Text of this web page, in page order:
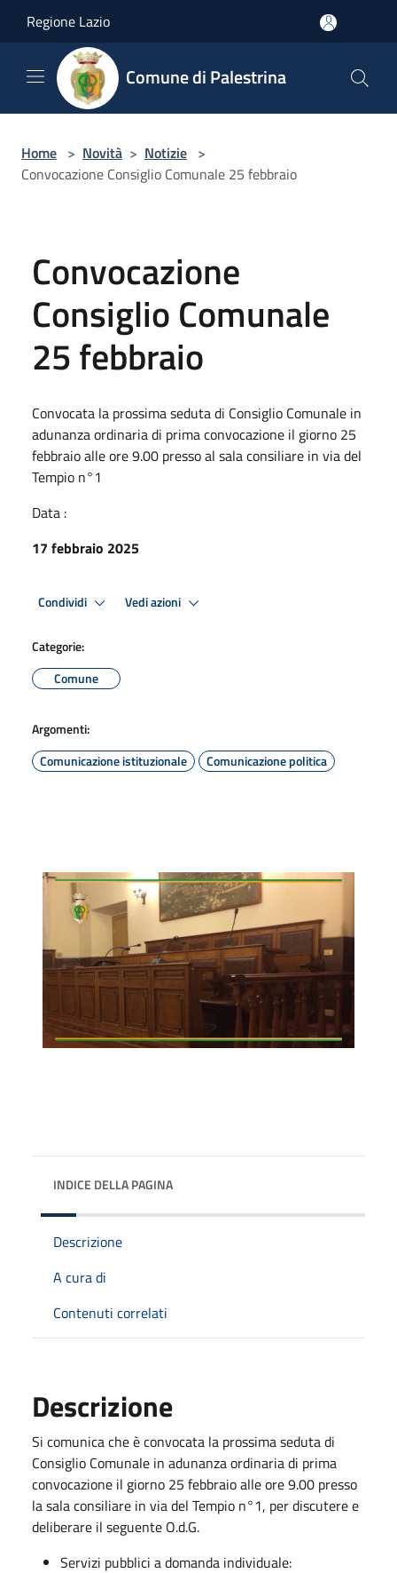
Regione Lazio
Comune di Palestrina
Home > Novità > Notizie >
Convocazione Consiglio Comunale 25 febbraio
Convocazione
Consiglio Comunale
25 febbraio
Convocata la prossima seduta di Consiglio Comunale in
adunanza ordinaria di prima convocazione il giorno 25
febbraio alle ore 9.00 presso al sala consiliare in via del
Tempio n°1
Data :
17 febbraio 2025
Condividi Vedi azioni
Categorie:
Comune
Argomenti:
Comunicazione istituzionale
Comunicazione politica
INDICE DELLA PAGINA
Descrizione
A cura di
Contenuti correlati
Descrizione
Si comunica che è convocata la prossima seduta di
Consiglio Comunale in adunanza ordinaria di prima
convocazione il giorno 25 febbraio alle ore 9.00 presso
la sala consiliare in via del Tempio n°1, per discutere e
deliberare il seguente O.d.G.
Servizi pubblici a domanda individuale: